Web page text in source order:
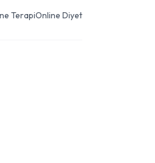
TerapiOnline Diyet